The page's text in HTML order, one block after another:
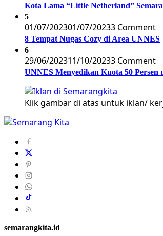
Kota Lama “Little Netherland”
5
01/07/202301/07/20233 Comment
8 Tempat Nugas Cozy di Area UNNES
6
29/06/202311/10/20233 Comment
UNNES Menyedikan Kuota 50
Klik gambar di atas untuk iklan/
semarangkita.id